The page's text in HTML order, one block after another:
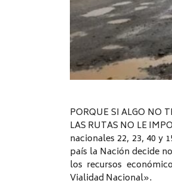
PORQUE SI ALGO NO
LAS RUTAS NO LE
nacionales 22, 23, 40
país la Nación decide
los recursos
Vialidad Nacional».